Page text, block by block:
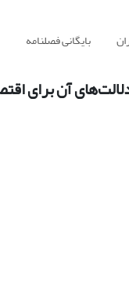
بایگانی فصلنامه
آن برای